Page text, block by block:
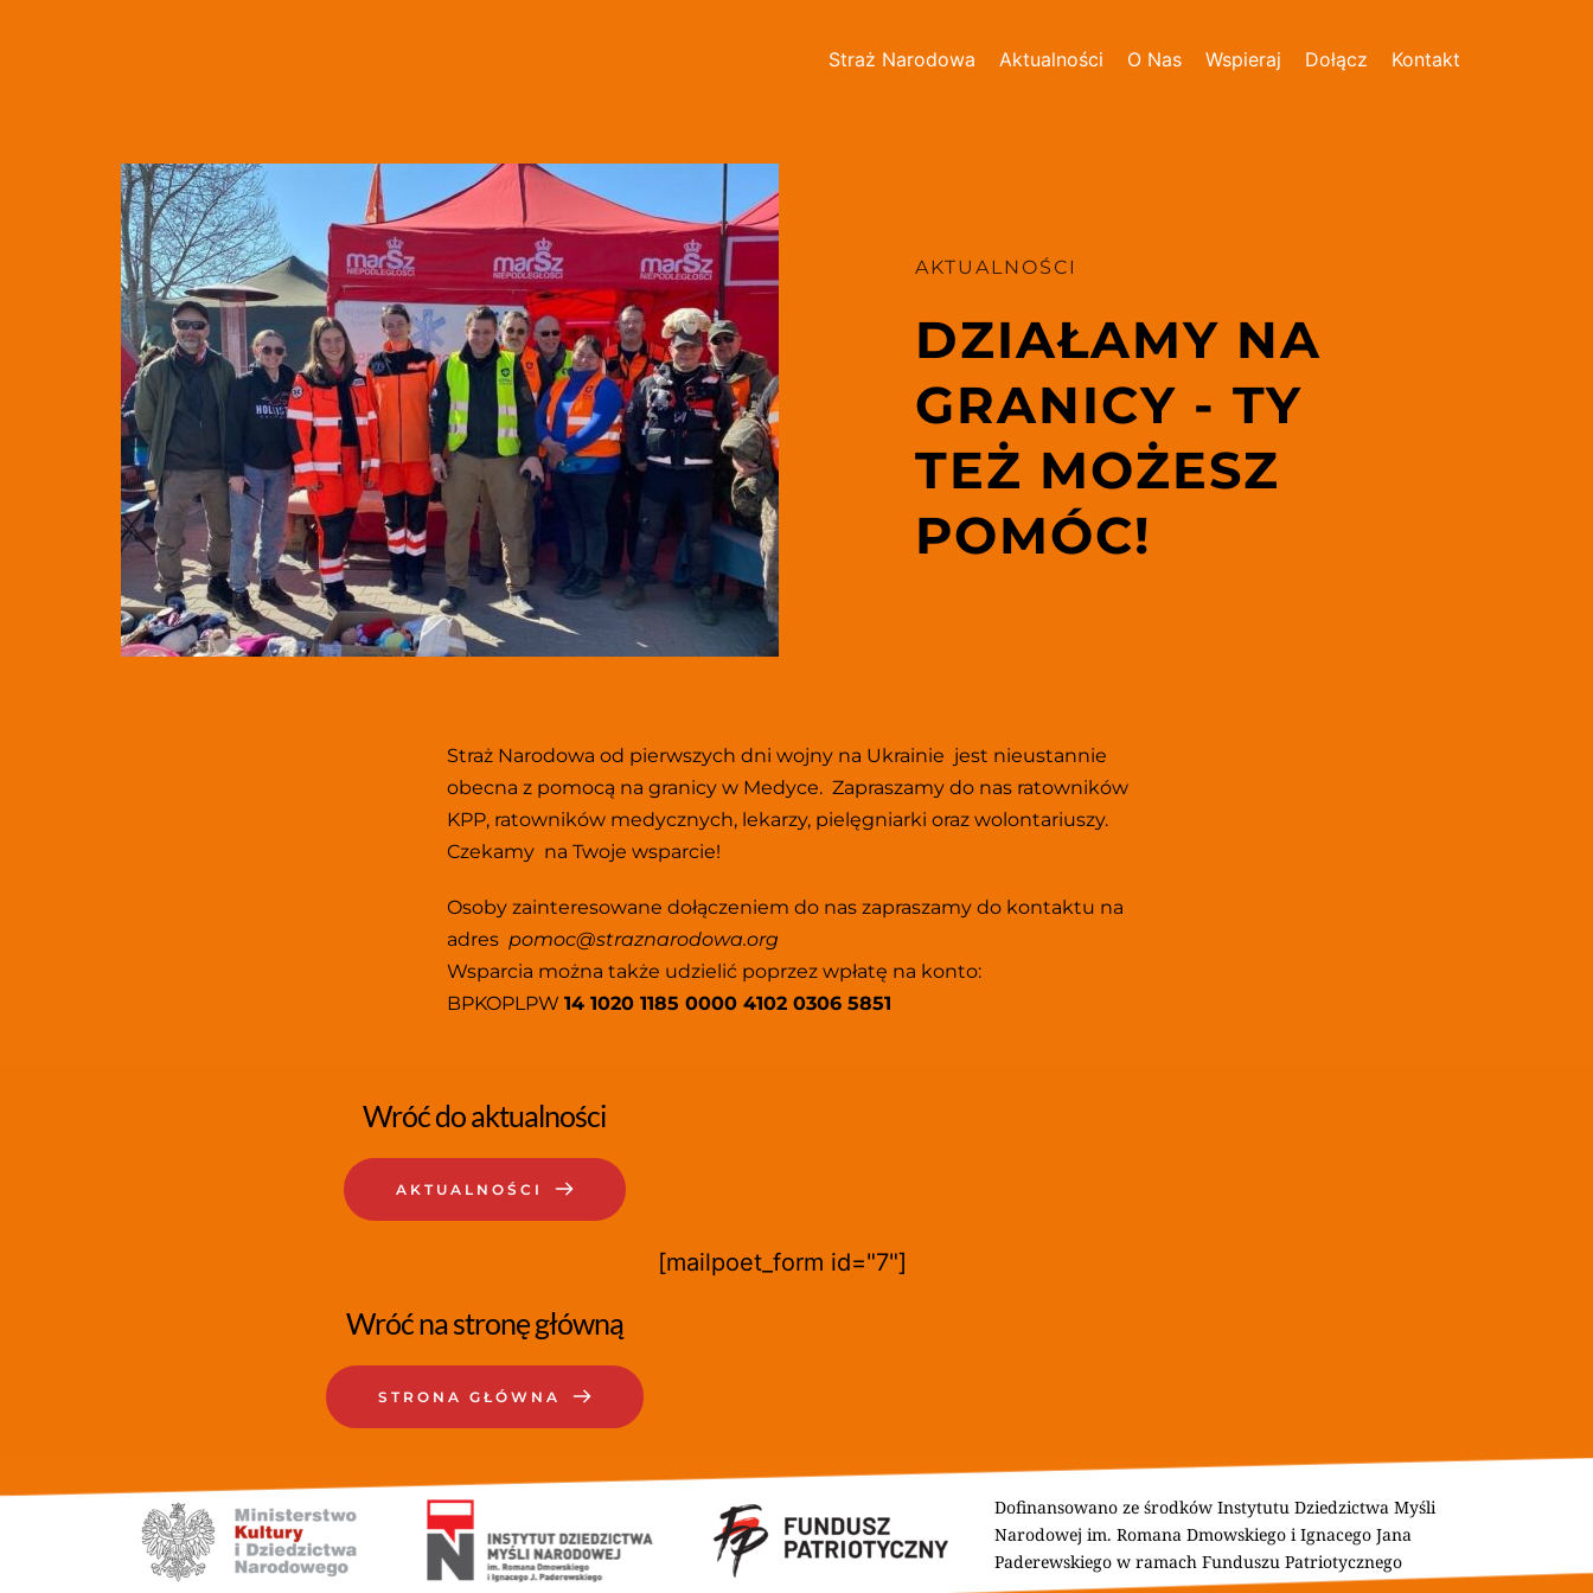
Straż Narodowa Aktualności O Nas Wspieraj Dołącz Kontakt
AKTUALNOŚCI
DZIAŁAMY NA
GRANICY - TY
TEŻ MOŻESZ
POMÓC!
Straż Narodowa od pierwszych dni wojny na Ukrainie  jest nieustannie
obecna z pomocą na granicy w Medyce. Zapraszamy do nas ratowników
KPP, ratowników medycznych, lekarzy, pielęgniarki oraz wolontariuszy.
Czekamy  na Twoje wsparcie!
Osoby zainteresowane dołączeniem do nas zapraszamy do kontaktu na
adres pomoc@straznarodowa.org
Wsparcia można także udzielić poprzez wpłatę na konto:
BPKOPLPW 14 1020 1185 0000 4102 0306 5851
Wróć do aktualności
AKTUALNOŚCI
Wróć na stronę główną
STRONA GŁÓWNA
[mailpoet_form id="7"]
Dofinansowano ze środków Instytutu Dziedzictwa Myśli
Narodowej im. Romana Dmowskiego i Ignacego Jana
Paderewskiego w ramach Funduszu Patriotycznego